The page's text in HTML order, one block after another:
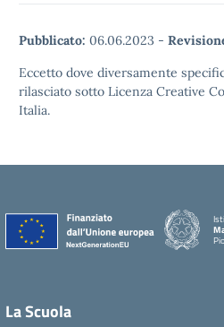
Pubblicato: 06.06.2023 -
Eccetto dove diversamente
rilasciato sotto Licenza Creative
Italia.
La Scuola